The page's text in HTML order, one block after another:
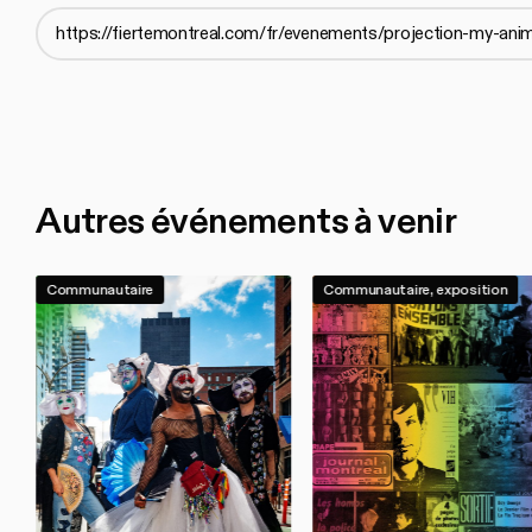
Autres événements à venir
Communautaire Communautaire, exposition